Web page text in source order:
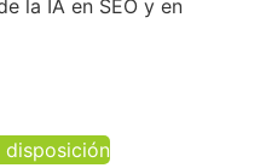
la IA en SEO y en
disposición